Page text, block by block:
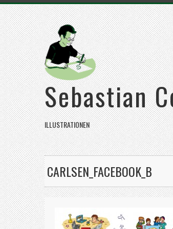
Sebastian
ILLUSTRATIONEN
CARLSEN_FACEBOOK_B